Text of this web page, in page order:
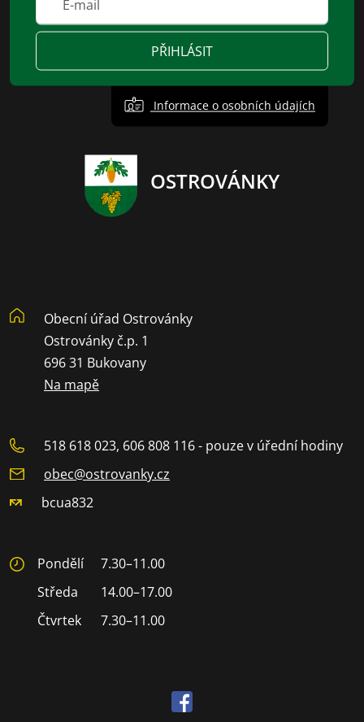
PŘIHLÁSIT
Informace o osobních údajích
OSTROVÁNKY
Obecní úřad Ostrovánky
Ostrovánky č.p. 1
696 31 Bukovany
Na mapě
518 618 023, 606 808 116 - pouze v úřední hodiny
obec@ostrovanky.cz
bcua832
Pondělí
7.30–11.00
Středa
14.00–17.00
Čtvrtek
7.30–11.00